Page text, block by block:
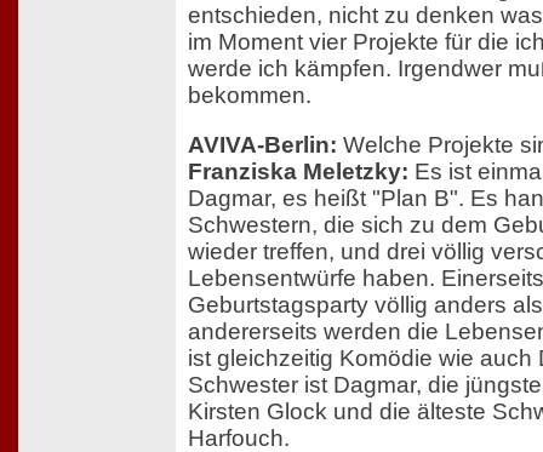
entschieden, nicht zu denken
im Moment vier Projekte für die
werde ich kämpfen. Irgendwer
bekommen.
AVIVA-Berlin: Welche Projekte
Franziska Meletzky: Es ist
Dagmar, es heißt "Plan B". Es
Schwestern, die sich zu dem
wieder treffen, und drei völlig
Lebensentwürfe haben.
Geburtstagsparty völlig anders
andererseits werden die
ist gleichzeitig Komödie wie auch
Schwester ist Dagmar, die
Kirsten Glock und die älteste
Harfouch.